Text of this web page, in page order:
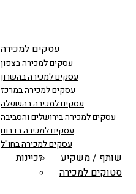
עסקים למכירה
עסקים למכירה בצפון
עסקים למכירה בהשרון
עסקים למכירה במרכז
עסקים למכירה בהשפלה
עסקים למכירה בירושלים והסביבה
עסקים למכירה בדרום
עסקים למכירה בחו"ל
שותף / משקיע זכיינות
סטוקים למכירה